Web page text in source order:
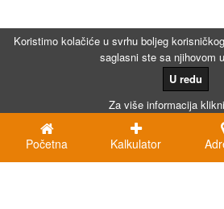
Koristimo kolačiće u svrhu boljeg
saglasni ste sa njihovom
U redu
Za više informacija
Početna Kalkulator